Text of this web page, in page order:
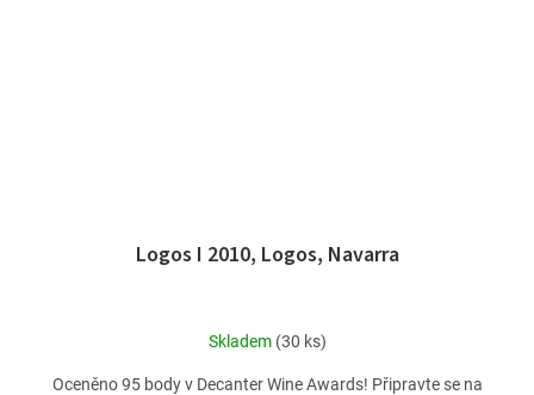
Logos I 2010, Logos, Navarra
Skladem (30 ks)
Oceněno 95 body v Decanter Wine Awards! Připravte se na